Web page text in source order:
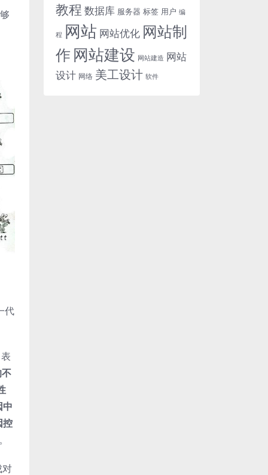
代
中
控
教程 数据库 服务器 标签 用户 编
程 网站 网站优化 网站制
作 网站建设 网站建造 网站
设计 网络 美工设计 软件